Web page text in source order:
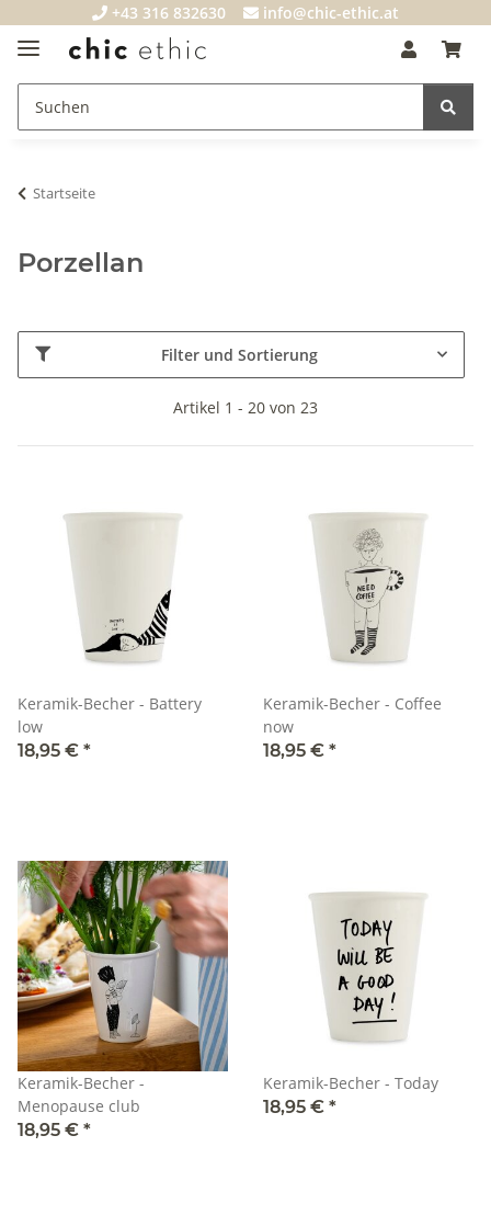
+43 316 832630 info@chic-ethic.at
Startseite
Porzellan
Filter und Sortierung
Artikel 1 - 20 von 23
Keramik-Becher - Battery
low
18,95 € *
Keramik-Becher - Coffee
now
18,95 € *
Keramik-Becher -
Menopause club
18,95 € *
Keramik-Becher - Today
18,95 € *